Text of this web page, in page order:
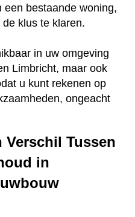
bestaande woning,
klus te klaren.
in uw omgeving
Limbricht, maar ook
u kunt rekenen op
ongeacht
Verschil Tussen
in